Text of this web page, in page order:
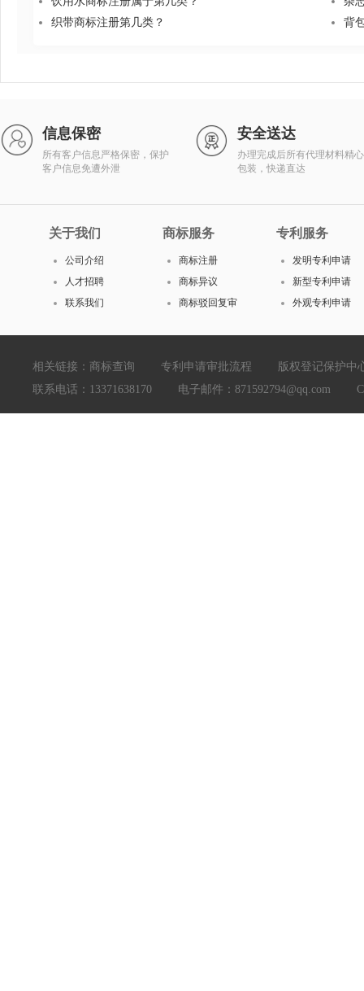
织带商标注册第几类？
背
信息保密
所有客户信息严格保密，保护
客户信息免遭外泄
安全送达
办理完成后所有代理材料精心
包装，快递直达
关于我们
公司介绍
人才招聘
联系我们
商标服务
商标注册
商标异议
商标驳回复审
专利服务
发明专利申请
新型专利申请
外观专利申请
相关链接： 商标查询 专利申请审批流程
版权登记保护中
联系电话：13371638170 电子邮件：871592794@qq.com